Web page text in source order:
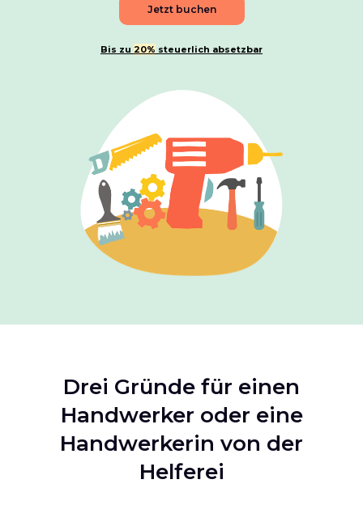
Jetzt buchen
Bis zu 20% steuerlich absetzbar
Drei Gründe für einen
Handwerker oder eine
Handwerkerin von der
Helferei